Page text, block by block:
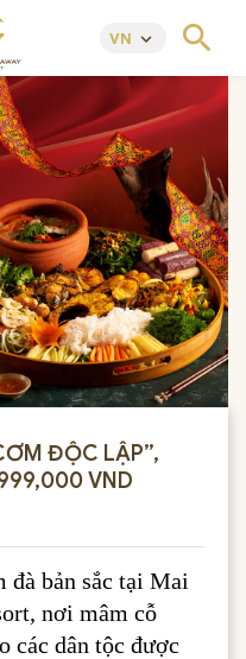
VN keyboard_arrow_down search
ĐỘC LẬP”,
VND
bản sắc tại Mai
nơi mâm cỗ
các dân tộc được